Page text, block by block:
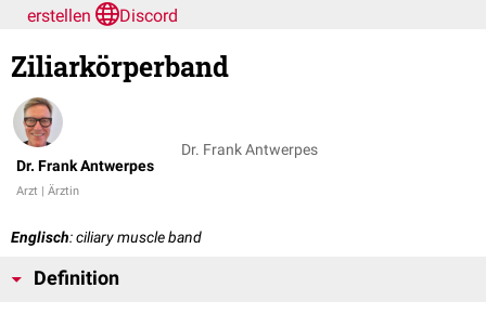
erstellen
Discord
Ziliarkörperband
Dr. Frank Antwerpes
Arzt | Ärztin
Dr. Frank Antwerpes
Englisch: ciliary muscle band
Definition